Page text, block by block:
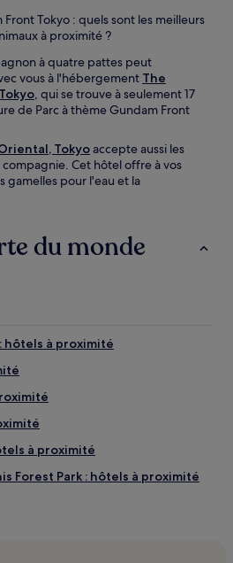
Tokyo : quels sont les meilleurs
à proximité ?
à quatre pattes peut
vous à l'hébergement The
, qui se trouve à seulement 17
de Parc à thème Gundam Front
Tokyo accepte aussi les
compagnie. Cet hôtel offre à vos
gamelles pour l'eau et la
du monde
hôtels à proximité
à proximité
Forest Park : hôtels à proximité